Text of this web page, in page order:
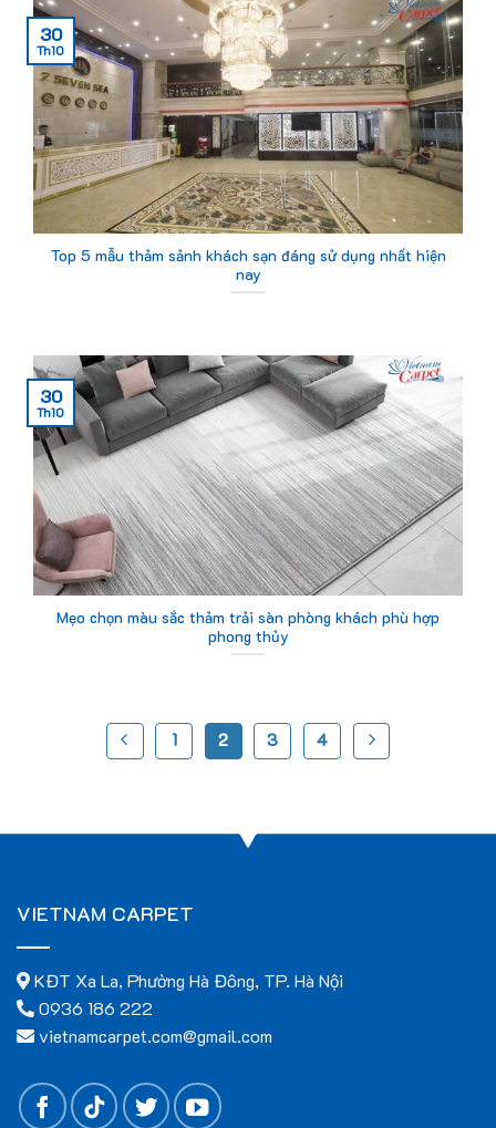
Top 5 mẫu thảm sảnh khách sạn đáng sử dụng nhất hiện
nay
30
Th10
Mẹo chọn màu sắc thảm trải sàn phòng khách phù hợp
phong thủy
30
Th10
1 2 3 4
VIETNAM CARPET
KĐT Xa La, Phường Hà Đông, TP. Hà Nội
0936 186 222
vietnamcarpet.com@gmail.com